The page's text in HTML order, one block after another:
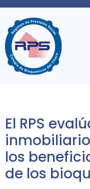
El RPS
los
de los